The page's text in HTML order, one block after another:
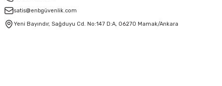
satis@enbgüvenlik.com
Yeni Bayındır, Sağduyu Cd. No:147 D:A, 06270 Mamak/Ankara